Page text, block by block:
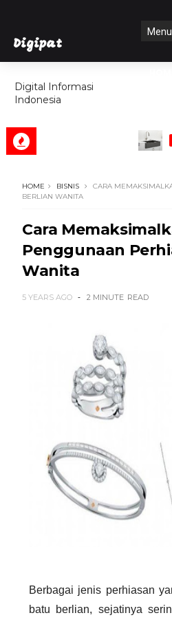
Digipat
Digital Informasi
Indonesia
BISNIS
HOME BISNIS
CARA
BERLIAN WANITA
Cara
Penggunaan
Wanita
5 YEARS AGO 2 MINUTE READ
Berbagai jenis perhiasan
batu berlian, sejatinya